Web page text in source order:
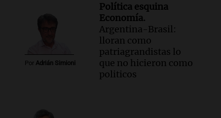
Por Adrián Simioni
Política esquina
Economía.
Argentina-Brasil:
lloran como
patriagrandistas lo
que no hicieron como
politicos